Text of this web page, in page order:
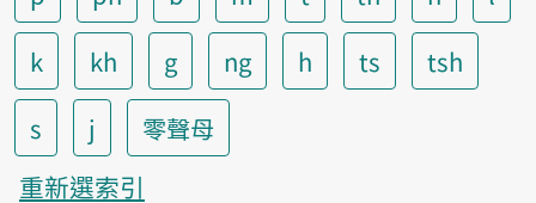
k
kh g ng h ts
tsh
s
j
零聲母
重新選索引